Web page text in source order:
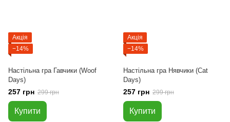
Акція
−14%
Настільна гра Гавчики (Woof
Days)
257 грн 299 грн
Купити
Акція
−14%
Настільна гра Нявчики (Cat
Days)
257 грн 299 грн
Купити